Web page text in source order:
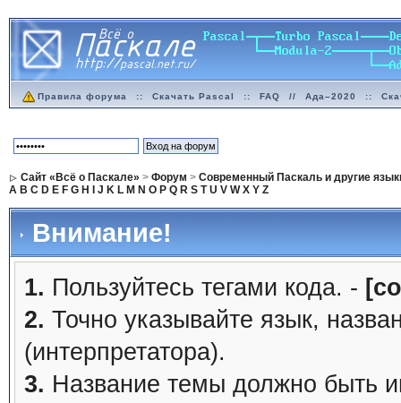
Правила форума :: Скачать Pascal :: FAQ // Ада–2020 ::
Сайт «Всё о Паскале» > Форум > Современный Паскаль и другие
A B C D E F G H J K L M N O P Q R S T U V W X Y Z
Внимание!
1. Пользуйтесь тегами кода. -
2. Точно указывайте язык,
(интерпретатора).
3. Название темы должно быть